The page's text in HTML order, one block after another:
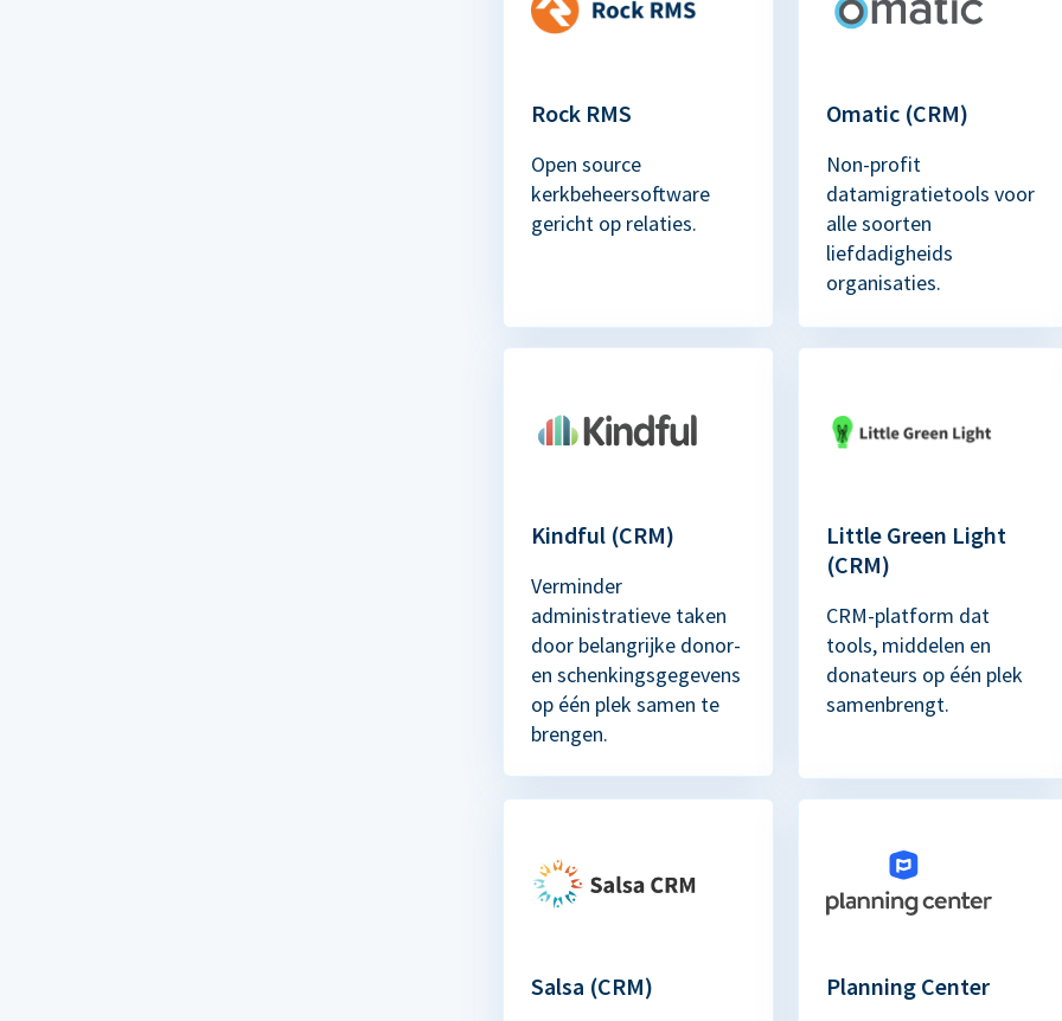
Rock RMS
Open source
kerkbeheersoftware
gericht op relaties.
Omatic (CRM)
Non-profit
datamigratietools voor
alle soorten
liefdadigheids
organisaties.
Kindful (CRM)
Verminder
administratieve taken
door belangrijke donor-
en schenkingsgegevens
op één plek samen te
brengen.
Little Green Light
(CRM)
CRM-platform dat
tools, middelen en
donateurs op één plek
samenbrengt.
Salsa (CRM) Planning Center